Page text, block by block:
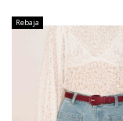
Rebaja